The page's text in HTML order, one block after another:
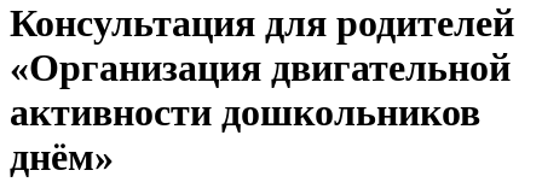
Консультация для родителей
«Организация двигательной
активности дошкольников
днём»